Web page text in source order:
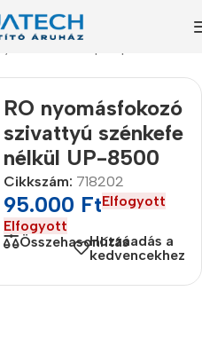
RO nyomásfokozó
szivattyú szénkefe
nélkül UP-8500
Cikkszám: 718202
95.000 FtElfogyott
Elfogyott
ÖsszehasonlításHozzáadás a
kedvencekhez